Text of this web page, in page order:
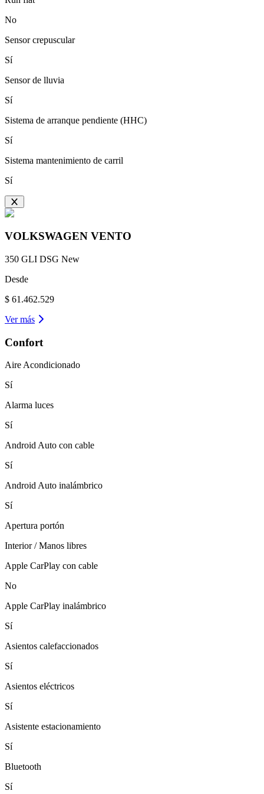
No
Sensor crepuscular
Sí
Sensor de lluvia
Sí
Sistema de arranque pendiente (HHC)
Sí
Sistema mantenimiento de carril
Sí
VOLKSWAGEN VENTO
350 GLI DSG New
Desde
$ 61.462.529
Ver más
Confort
Aire Acondicionado
Sí
Alarma luces
Sí
Android Auto con cable
Sí
Android Auto inalámbrico
Sí
Apertura portón
Interior / Manos libres
Apple CarPlay con cable
No
Apple CarPlay inalámbrico
Sí
Asientos calefaccionados
Sí
Asientos eléctricos
Sí
Asistente estacionamiento
Sí
Bluetooth
Sí